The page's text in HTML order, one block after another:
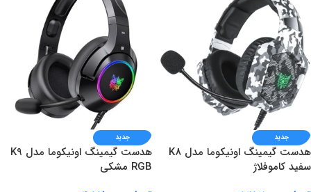
جدید
هدست گیمینگ اونیکوما مدل K8
سفید کاموفلاژ
جدید
هدست گیمینگ اونیکوما مدل K9
RGB مشکی